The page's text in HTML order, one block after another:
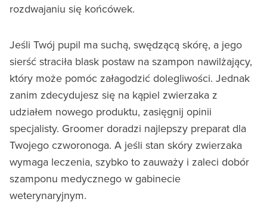
rozdwajaniu się końcówek.
Jeśli Twój pupil ma suchą, swędzącą skórę, a jego
sierść straciła blask postaw na szampon nawilżający,
który może pomóc załagodzić dolegliwości. Jednak
zanim zdecydujesz się na kąpiel zwierzaka z
udziałem nowego produktu, zasięgnij opinii
specjalisty. Groomer doradzi najlepszy preparat dla
Twojego czworonoga. A jeśli stan skóry zwierzaka
wymaga leczenia, szybko to zauważy i zaleci dobór
szamponu medycznego w gabinecie
weterynaryjnym.